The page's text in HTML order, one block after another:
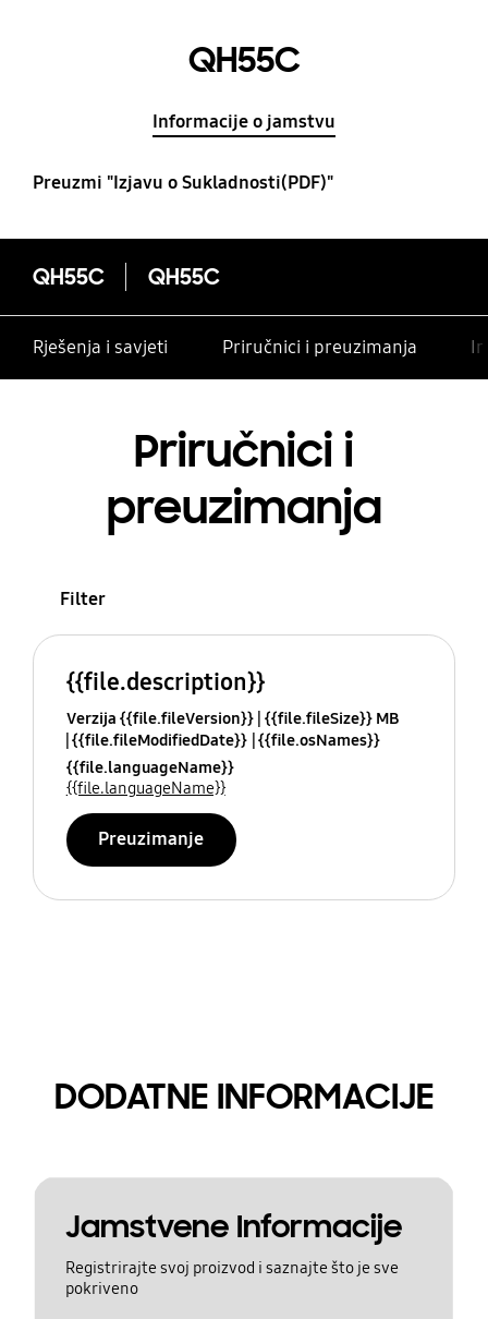
QH55C
Informacije o jamstvu
Preuzmi "Izjavu o Sukladnosti(PDF)"
QH55C QH55C
Rješenja i savjeti Priručnici i preuzimanja
Priručnici i
preuzimanja
Filter
{{file.description}}
Verzija {{file.fileVersion}} {{file.fileSize}} MB
{{file.fileModifiedDate}} {{file.osNames}}
{{file.languageName}}
{{file.languageName}}
Preuzimanje
DODATNE INFORMACIJE
Jamstvene Informacije
Registrirajte svoj proizvod i saznajte što je sve
pokriveno